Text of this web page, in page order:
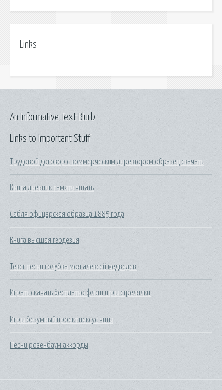
Links
Links to Important Stuff
Трудовой договор с коммерческим директором образец скачать
Книга дневник памяти читать
Сабля офицерская образца 1885 года
Книга высшая геодезия
Текст песни голубка моя алексей медведев
Играть скачать бесплатно флэш игры стрелялки
Игры безумный проект нексус читы
Песни розенбаум аккорды
An Informative Text Blurb